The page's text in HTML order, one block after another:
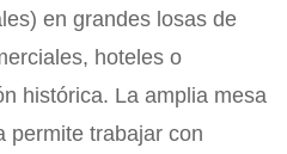
en grandes losas de
hoteles o
histórica. La amplia mesa
permite trabajar con